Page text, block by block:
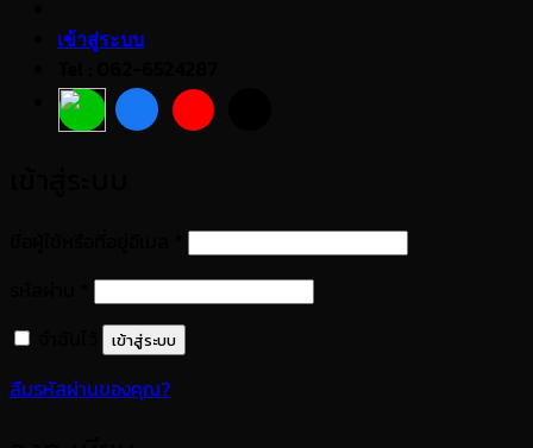
เข้าสู่ระบบ
ต้องการ
ต้องการ
เข้าสู่ระบบ
ลืมรหัสผ่านของคุณ?